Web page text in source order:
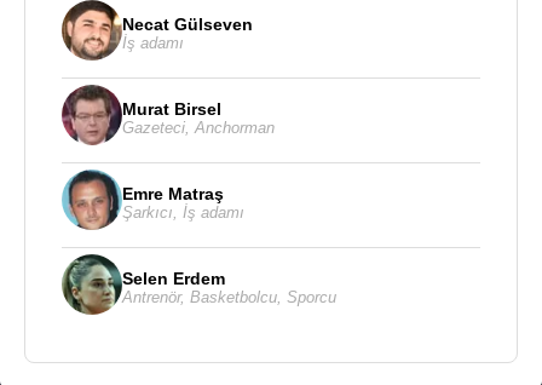
Necat Gülseven
İş adamı
Murat Birsel
Gazeteci Anchorman
Emre Matraş
Şarkıcı İş adamı
Selen Erdem
Antrenör, Basketbolcu Sporcu